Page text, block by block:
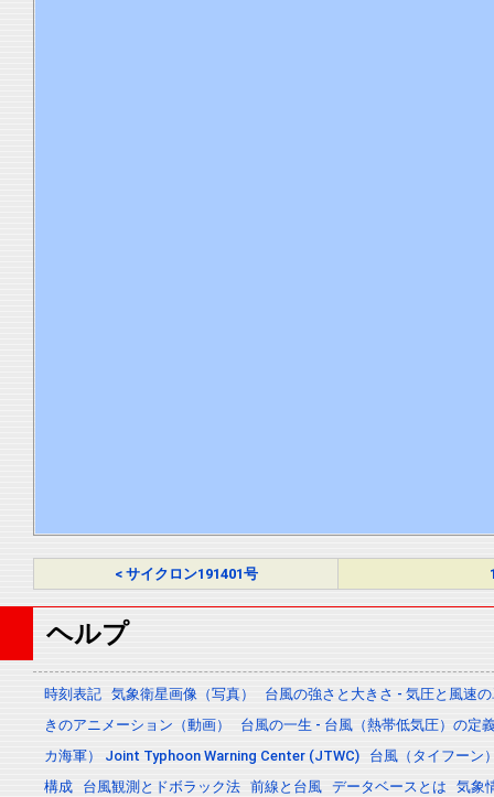
< サイクロン191401号
ヘルプ
時刻表記 気象衛星画像（写真）
台風の強さと大きさ - 気圧と風速
きのアニメーション（動画）
台風の一生 - 台風（熱帯低気圧）の定
カ海軍） Joint Typhoon Warning Center (JTWC)
台風（タイフーン
構成
台風観測とドボラック法 前線と台風 データベースとは 気象